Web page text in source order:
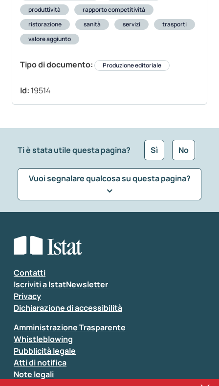
produttività
rapporto competitività
ristorazione
sanità servizi
trasporti
valore aggiunto
Tipo di documento: Produzione editoriale
Id: 19514
Ti è stata utile questa pagina? Sì No
Vuoi segnalare qualcosa su questa pagina?
Seleziona la tipologia della segnalazione
Inserisci il tuo commento
Contatti
Iscriviti a IstatNewsletter
Privacy
Dichiarazione di accessibilità
Amministrazione Trasparente
Whistleblowing
Pubblicità legale
Atti di notifica
Note legali